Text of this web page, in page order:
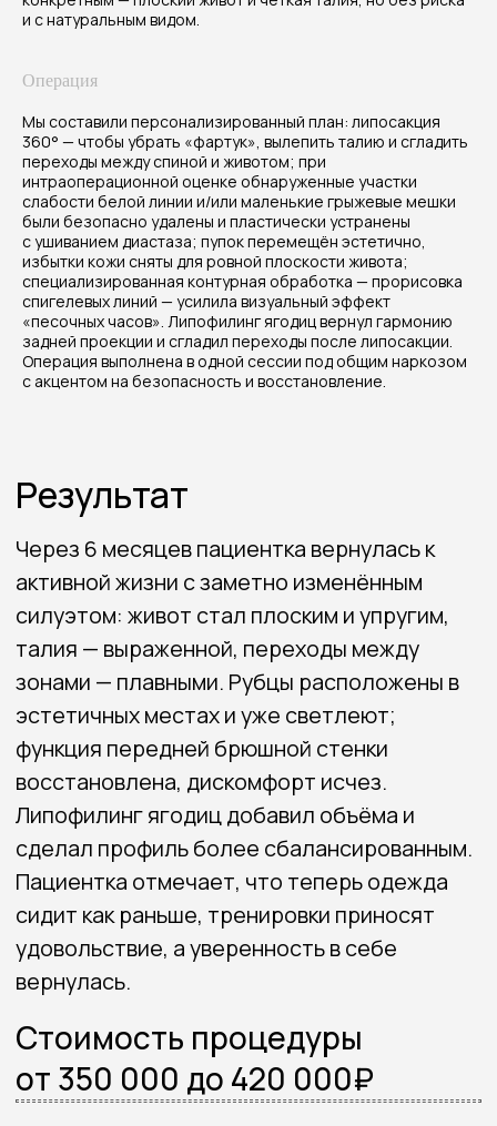
и с натуральным видом.
Операция
Мы составили персонализированный план: липосакция
360° — чтобы убрать «фартук», вылепить талию и сгладить
переходы между спиной и животом; при
интраоперационной оценке обнаруженные участки
слабости белой линии и/или маленькие грыжевые мешки
были безопасно удалены и пластически устранены
с ушиванием диастаза; пупок перемещён эстетично,
избытки кожи сняты для ровной плоскости живота;
специализированная контурная обработка — прорисовка
спигелевых линий — усилила визуальный эффект
«песочных часов». Липофилинг ягодиц вернул гармонию
задней проекции и сгладил переходы после липосакции.
Операция выполнена в одной сессии под общим наркозом
с акцентом на безопасность и восстановление.
талия — выраженной, переходы между
функция передней брюшной стенки
Липофилинг ягодиц добавил объёма и
сделал профиль более сбалансированным.
Пациентка отмечает, что теперь одежда
сидит как раньше, тренировки приносят
удовольствие, а уверенность в себе
вернулась.
Стоимость процедуры
от 350 000 до 420 000₽
Навигация
Связаться со мной
Обо мне
Отзывы
Прайс
Услуги
Контакты
Блог
Акции
Портфолио
konstantinpopov92@mail.ru
Записаться на консультацию
8 (983) 304-33-04